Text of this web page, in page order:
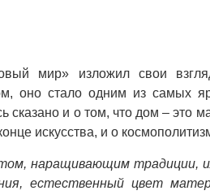
мир» изложил свои
оно стало одним из самых
и о том, что дом – это
искусства, и о
наращивающим традиции,
естественный цвет